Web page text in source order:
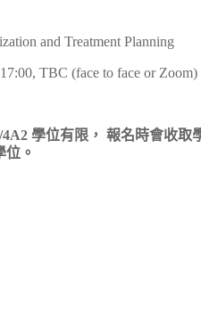
and Treatment Planning
TBC (face to face or Zoom)
學位有限， 報名時會收
位。